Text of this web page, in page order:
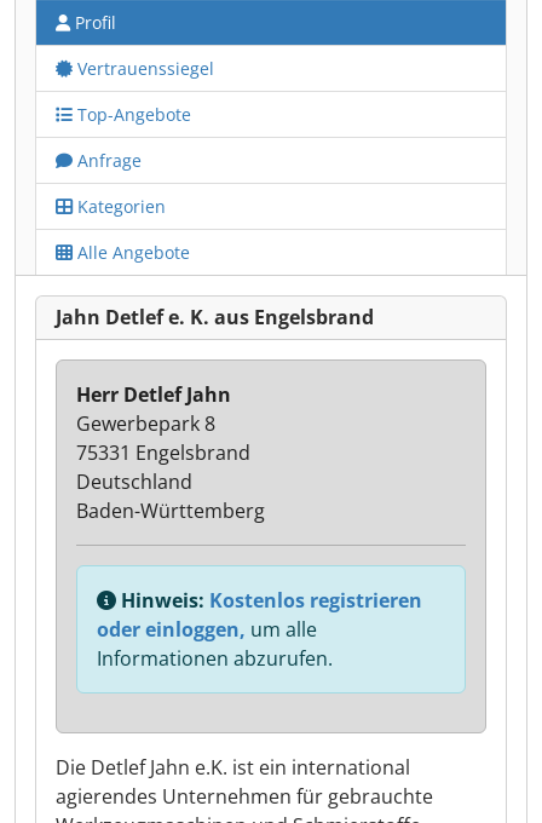
Profil
Vertrauenssiegel
Top-Angebote
Anfrage
Kategorien
Alle Angebote
Jahn Detlef e. K. aus Engelsbrand
Die Detlef Jahn e.K. ist ein international
agierendes Unternehmen für gebrauchte
Herr Detlef Jahn
Gewerbepark 8
75331 Engelsbrand
Deutschland
Baden-Württemberg
Hinweis: Kostenlos registrieren
oder einloggen, um alle
Informationen abzurufen.